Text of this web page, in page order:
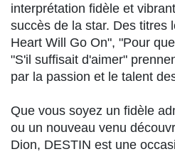
interprétation fidèle et
succès de la star. Des titres
Heart Will Go On", "Pour
"S'il suffisait d'aimer"
par la passion et le talent
Que vous soyez un fidèle
ou un nouveau venu
Dion, DESTIN est une